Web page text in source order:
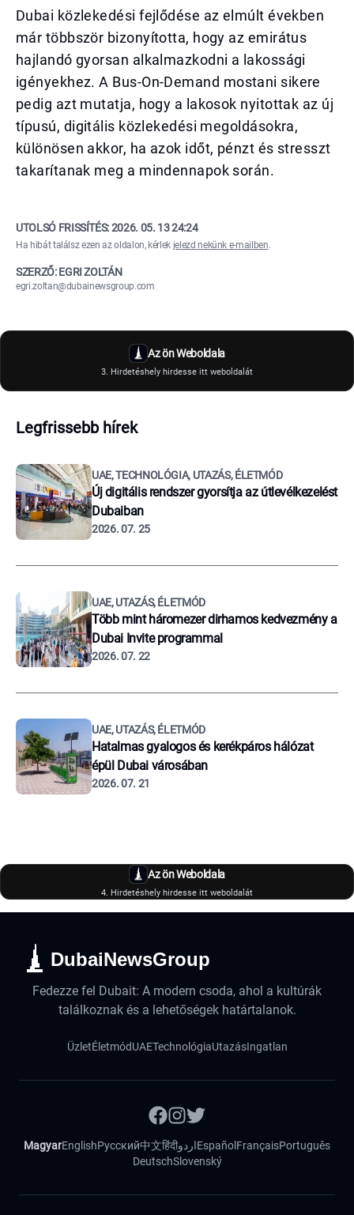
Dubai közlekedési fejlődése az elmúlt években
már többször bizonyította, hogy az emirátus
hajlandó gyorsan alkalmazkodni a lakossági
igényekhez. A Bus-On-Demand mostani sikere
pedig azt mutatja, hogy a lakosok nyitottak az új
típusú, digitális közlekedési megoldásokra,
különösen akkor, ha azok időt, pénzt és stresszt
takarítanak meg a mindennapok során.
UTOLSÓ FRISSÍTÉS:2026. 05. 13 24:24
Ha hibát találsz ezen az oldalon, kérlek jelezd nekünk e-mailben.
SZERZŐ: EGRI ZOLTÁN
egri.zoltan@dubainewsgroup.com
Az ön Weboldala
3. Hirdetéshely hirdesse itt weboldalát
Legfrissebb hírek
UAE, TECHNOLÓGIA, UTAZÁS, ÉLETMÓD
Új digitális rendszer gyorsítja az útlevélkezelést
Dubaiban
2026. 07. 25
UAE, UTAZÁS, ÉLETMÓD
Több mint háromezer dirhamos kedvezmény a
Dubai Invite programmal
2026. 07. 22
UAE, UTAZÁS, ÉLETMÓD
Hatalmas gyalogos és kerékpáros hálózat
épül Dubai városában
2026. 07. 21
Az ön Weboldala
4. Hirdetéshely hirdesse itt weboldalát
DubaiNewsGroup
Fedezze fel Dubait: A modern csoda, ahol a kultúrák
találkoznak és a lehetőségek határtalanok.
ÜzletÉletmódUAETechnológiaUtazásIngatlan
MagyarEnglishРусский中文हिंदीاردوEspañol FrançaisPortuguês
DeutschSlovenský